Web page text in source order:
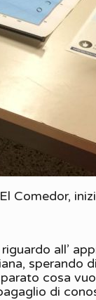
Comedor,
all’
sperando
cosa
di